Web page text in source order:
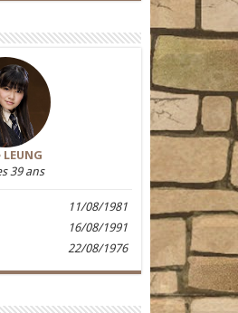
39 ans
11/08/1981
16/08/1991
22/08/1976